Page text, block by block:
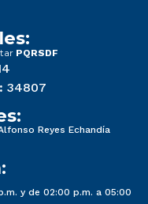
PQRSDF
34807
Reyes Echandía
y de 02:00 p.m. a 05:00